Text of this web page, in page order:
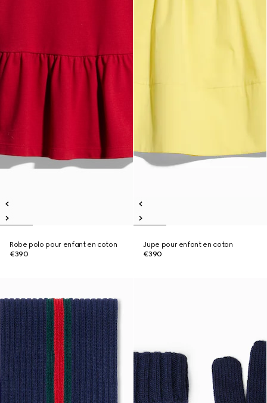
Robe polo pour enfant en coton
€390
Jupe pour enfant en coton
€390